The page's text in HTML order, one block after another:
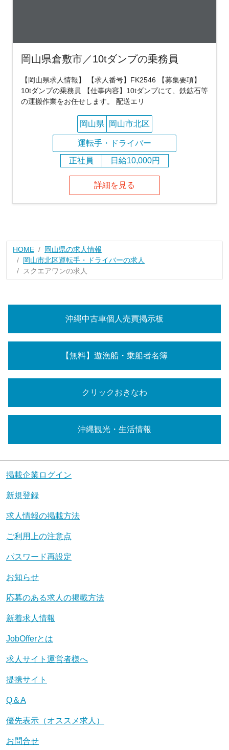
岡山県倉敷市／10tダンプの乗務員
【岡山県求人情報】 【求人番号】FK2546 【募集要項】
10tダンプの乗務員 【仕事内容】10tダンプにて、鉄鉱石等
の運搬作業をお任せします。 配送エリ
岡山県 岡山市北区
運転手・ドライバー
正社員
日給10,000円
詳細を見る
HOME
岡山県の求人情報
岡山市北区運転手・ドライバーの求人
スクエアワンの求人
沖縄中古車個人売買掲示板
【無料】遊漁船・乗船者名簿
クリックおきなわ
沖縄観光・生活情報
掲載企業ログイン
新規登録
求人情報の掲載方法
ご利用上の注意点
パスワード再設定
お知らせ
応募のある求人の掲載方法
新着求人情報
JobOfferとは
求人サイト運営者様へ
提携サイト
Q＆A
優先表示（オススメ求人）
お問合せ